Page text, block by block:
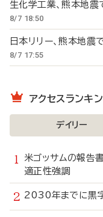
生化学工業、熊本地
8/7 18:50
日本リリー、熊本地
8/7 17:55
アクセスランキ
デイリー
米ゴッサムの報告
適正性強調
2030年までに黒